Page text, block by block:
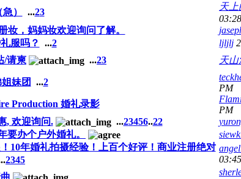
） ...23
天
妆，妈妈妆欢迎询问了解。
服吗？ ...2 ljljlj
/请柬 ...23 天
姐妹团 ...2
PM
Production 婚礼录影
PM
, 欢迎询问. ...23456..22
要办个户外婚礼。
10年婚礼拍摄经验！上百个好评！商业注册绝对
2345